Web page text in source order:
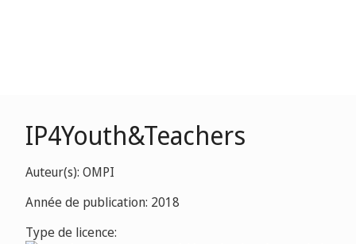
IP4Youth&Teachers
Auteur(s): OMPI
Année de publication: 2018
Type de licence: